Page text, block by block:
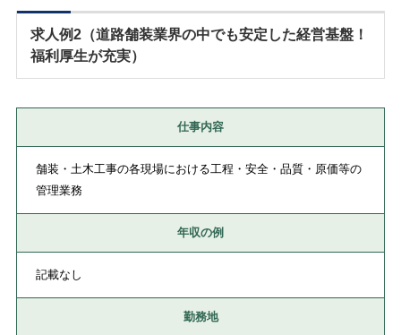
求人例2（道路舗装業界の中でも安定した経営基盤！
福利厚生が充実）
仕事内容
舗装・土木工事の各現場における工程・安全・品質・原価等の
管理業務
年収の例
記載なし
勤務地